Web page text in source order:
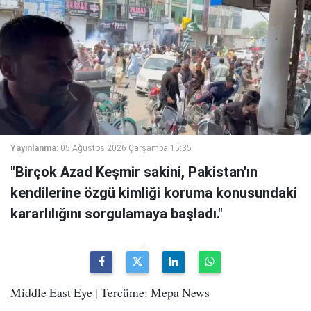
Yayınlanma: 05 Ağustos 2026 Çarşamba 15:35
"Birçok Azad Keşmir sakini, Pakistan'ın
kendilerine özgü kimliği koruma konusundaki
kararlılığını sorgulamaya başladı."
Middle East Eye | Tercüme: Mepa News